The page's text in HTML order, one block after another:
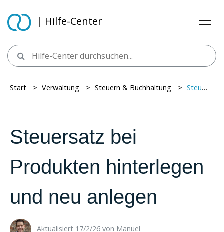
| Hilfe-Center
Start > ​ Verwaltung > ​ Steuern & Buchhaltung > ​ Steuersatz bei Produkten hinterlegen und neu anlegen
Steuersatz bei
Produkten hinterlegen
und neu anlegen
Aktualisiert 17/2/26 ​von Manuel